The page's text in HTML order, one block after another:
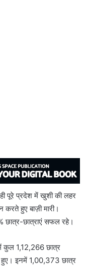
ही पूरे प्रदेश में खुशी की लहर
हुए बाज़ी मारी।
छात्र-छात्राएं सफल रहे।
कुल 1,12,266 छात्र
हुए। इनमें 1,00,373 छात्र